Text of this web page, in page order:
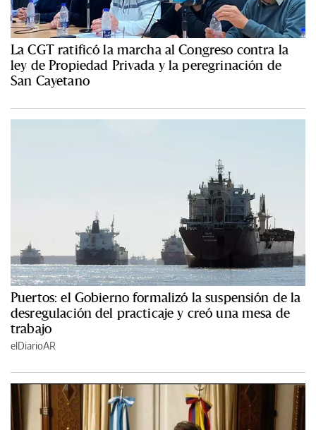
La CGT ratificó la marcha al Congreso contra la
ley de Propiedad Privada y la peregrinación de
San Cayetano
Puertos: el Gobierno formalizó la suspensión de la
desregulación del practicaje y creó una mesa de
trabajo
elDiarioAR